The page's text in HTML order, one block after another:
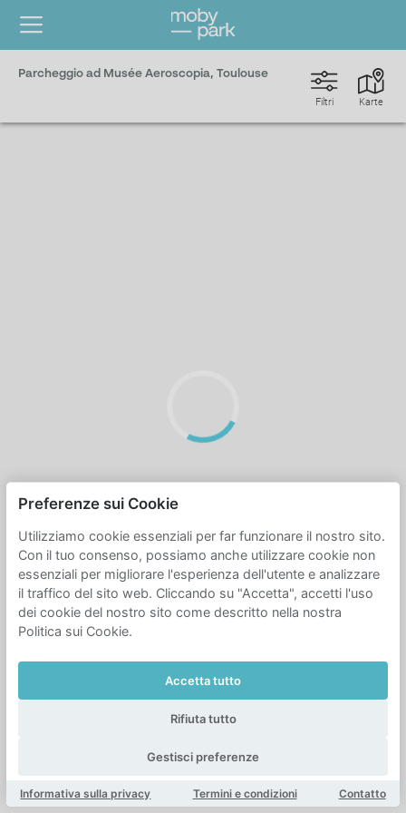
Parcheggio ad Musée Aeroscopia, Toulouse
Karte
Filtri
Preferenze sui Cookie
Utilizziamo cookie essenziali per far funzionare il nostro sito.
Con il tuo consenso, possiamo anche utilizzare cookie non
essenziali per migliorare l'esperienza dell'utente e analizzare
il traffico del sito web. Cliccando su "Accetta", accetti l'uso
dei cookie del nostro sito come descritto nella nostra
Politica sui Cookie.
Accetta tutto
Rifiuta tutto
Gestisci preferenze
Informativa sulla privacy Termini e condizioni Contatto